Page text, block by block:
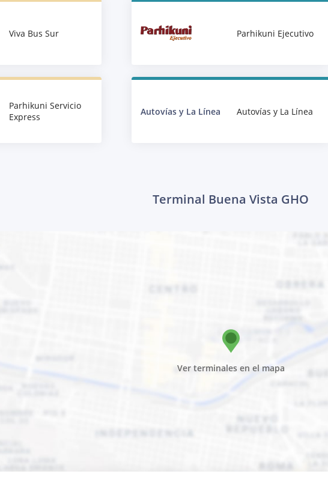
Viva Bus Sur
Parhikuni Servicio
Express
Parhikuni Ejecutivo
Autovías y La Línea Autovías y La Línea
Terminal Buena Vista GHO
Ver terminales en el mapa